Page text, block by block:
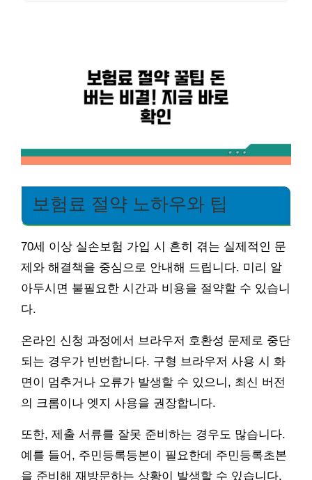
보험료 절약 노하우와 팁
70세 이상 실손보험 가입 시 흔히 겪는 실제적인 문
제와 해결책을 중심으로 안내해 드립니다. 미리 알
아두시면 불필요한 시간과 비용을 절약할 수 있습니
다.
온라인 신청 과정에서 브라우저 호환성 문제로 중단
되는 경우가 빈번합니다. 구형 브라우저 사용 시 화
면이 멈추거나 오류가 발생할 수 있으니, 최신 버전
의 크롬이나 엣지 사용을 권장합니다.
또한, 제출 서류를 잘못 준비하는 경우도 많습니다.
예를 들어, 주민등록등본이 필요한데 주민등록초본
을 준비해 재방문하는 상황이 발생할 수 있습니다.